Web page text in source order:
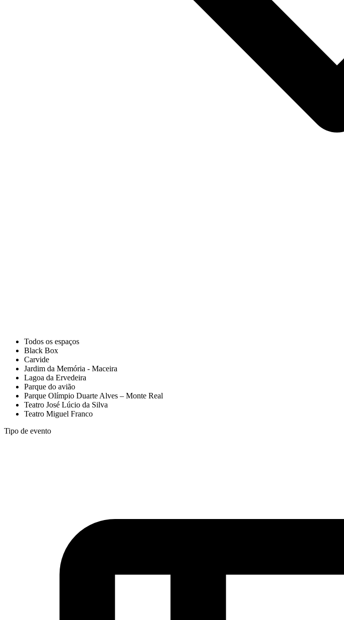
Todos os espaços
Black Box
Carvide
Jardim da Memória - Maceira
Lagoa da Ervedeira
Parque do avião
Parque Olímpio Duarte Alves – Monte Real
Teatro José Lúcio da Silva
Teatro Miguel Franco
Tipo de evento